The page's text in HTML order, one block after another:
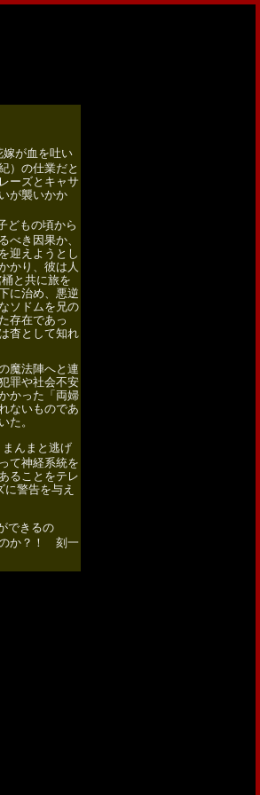
嫁が血を吐い
）の仕業だと
ーズとキャサ
が襲いかか
どもの頃から
べき因果か、
迎えようとし
かり、彼は人
と共に旅を
に治め、悪逆
ソドムを兄の
存在であっ
杳として知れ
魔法陣へと連
罪や社会不安
かった「両婦
ないものであ
た。
んまと逃げ
て神経系統を
ることをテレ
警告を与え
できるの
か？！ 刻一